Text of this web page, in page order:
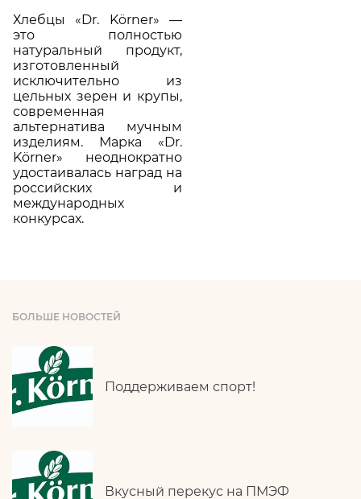
Хлебцы «Dr. Körner» —
это полностью
натуральный продукт,
изготовленный
исключительно из
цельных зерен и крупы,
современная
альтернатива мучным
изделиям. Марка «Dr.
Körner» неоднократно
удостаивалась наград на
российских и
международных
конкурсах.
БОЛЬШЕ НОВОСТЕЙ
Поддерживаем спорт!
Вкусный перекус на ПМЭФ